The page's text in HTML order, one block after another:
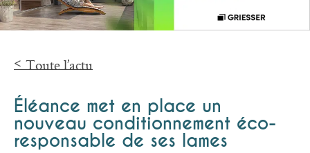
Toute l’actu
Éléance met en place un
nouveau conditionnement éco-
responsable de ses lames